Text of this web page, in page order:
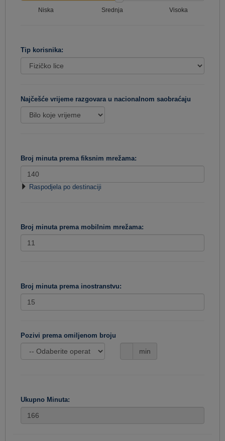
Niska Srednja Visoka
Tip korisnika:
Najčešće vrijeme razgovara u nacionalnom saobraćaju
Broj minuta prema fiksnim mrežama:
Raspodjela po destinaciji
Broj minuta prema mobilnim mrežama:
Broj minuta prema inostranstvu:
Pozivi prema omiljenom broju
min
Ukupno Minuta: